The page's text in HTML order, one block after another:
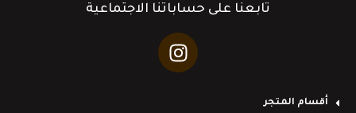
تابعنا على حساباتنا الاجتماعية
أقسام المتجر